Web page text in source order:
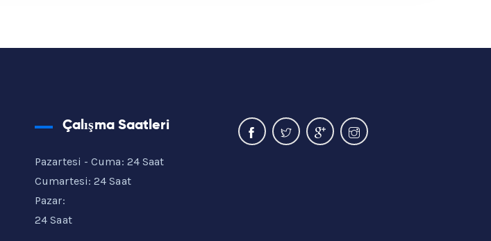
Çalışma Saatleri
Pazartesi - Cuma: 24 Saat
Cumartesi: 24 Saat
Pazar:
24 Saat